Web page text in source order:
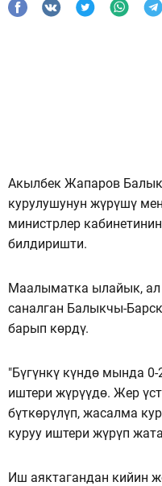
Акылбек Жапаров
курулушунун жүрүшү
министрлер
билдиришти.
Маалыматка ылайык, ал
саналган Балыкчы-
барып көрдү.
"Бүгүнкү күндө мында
иштери жүрүүдө. Жер
бүткөрүлүп, жасалма
куруу иштери жүрүп
Иш аяктагандан кийин